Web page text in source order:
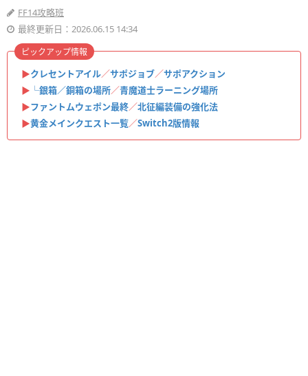
FF14攻略班
最終更新日：2026.06.15 14:34
▶クレセントアイル／サポジョブ／サポアクション
▶ └銀箱／銅箱の場所／青魔道士ラーニング場所
▶ファントムウェポン最終／北征編装備の強化法
▶黄金メインクエスト一覧／Switch2版情報
ピックアップ情報